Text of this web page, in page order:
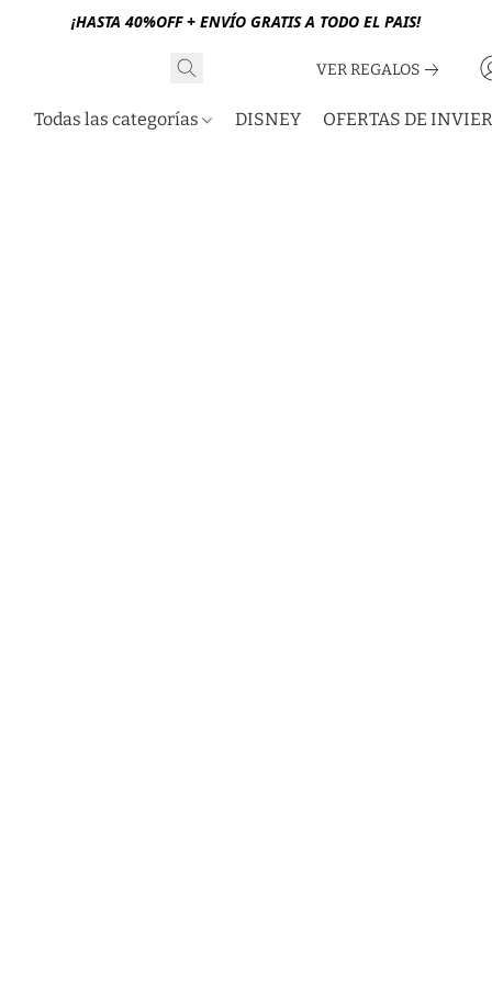
¡HASTA 40%OFF + ENVÍO GRATIS A TODO EL PAIS!
VER REGALOS
Todas las categorías DISNEY OFERTAS DE